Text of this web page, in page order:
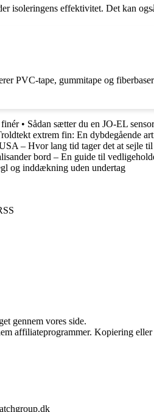
effektivitet. Det kan
PVC-tape, gummitape og
• Sådan sætter du en JO-EL
extrem fin: En dybdegående
– Hvor lang tid tager det at sejle
bord – En guide til
og inddækning uden undertag
gennem vores side.
affiliateprogrammer. Kopiering